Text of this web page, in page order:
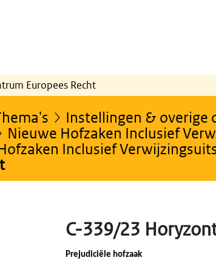
Europees Recht
Instellingen & overige
Nieuwe Hofzaken Inclusief
Inclusief
C-339/23
Prejudiciële hofzaak